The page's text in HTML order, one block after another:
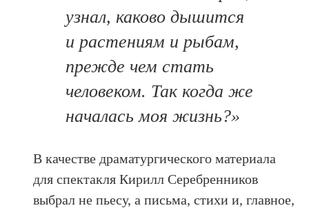
узнал, каково дышится
и растениям и рыбам,
прежде чем стать
человеком. Так когда же
началась моя жизнь?»
В качестве драматургического материала
для спектакля Кирилл Серебренников
выбрал не пьесу, а письма, стихи и, главное,